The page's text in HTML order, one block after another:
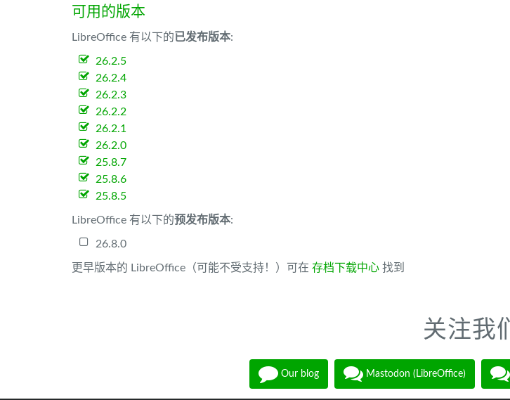
可用的版本
LibreOffice 有以下的已发布版本:
26.2.5
26.2.4
26.2.3
26.2.2
26.2.1
26.2.0
25.8.7
25.8.6
25.8.5
LibreOffice 有以下的预发布版本:
26.8.0
更早版本的 LibreOffice（可能不受支持！）可在 存档下载中心 找到
关注我们
Our blog Mastodon (LibreOffice)